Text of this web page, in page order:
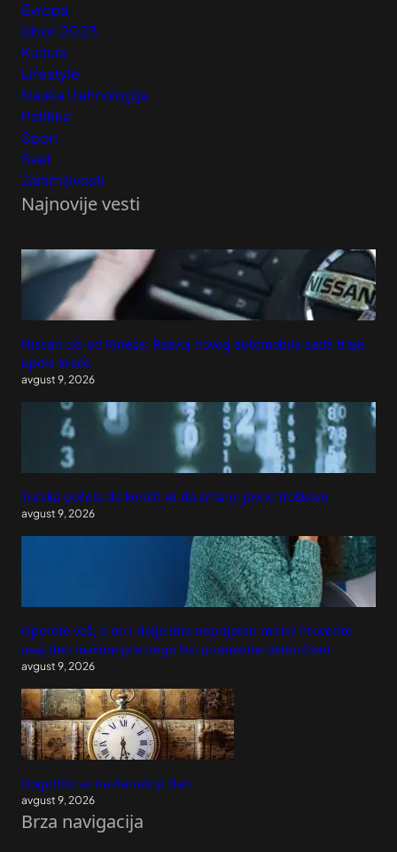
Evropa
Izbori 2023
Kultura
Lifestyle
Nauka i tehnologija
Politika
Sport
Svet
Zanimljivosti
Najnovije vesti
Nissan uči od Kineza: Razvoj novog automobila sada traje
upola kraće
avgust 9, 2026
Turska počela da koristi AI da smanji javne troškove
avgust 9, 2026
Operete veš, a on i dalje ima neprijatan miris? Proverite
ovaj deo mašine pre nego što promenite deterdžent
avgust 9, 2026
Dogodilo se na današnji dan
avgust 9, 2026
Brza navigacija